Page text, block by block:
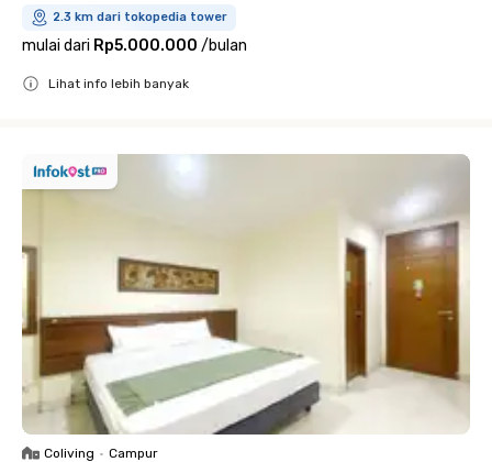
2.3 km dari tokopedia tower
mulai dari Rp5.000.000 /bulan
Lihat info lebih banyak
Coliving • Campur